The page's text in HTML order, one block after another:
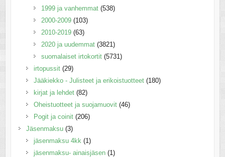
1999 ja vanhemmat (538)
2000-2009 (103)
2010-2019 (63)
2020 ja uudemmat (3821)
suomalaiset irtokortit (5731)
irtopussit (29)
Jääkiekko - Julisteet ja erikoistuotteet (180)
kirjat ja lehdet (82)
Oheistuotteet ja suojamuovit (46)
Pogit ja coinit (206)
Jäsenmaksu (3)
jäsenmaksu 4kk (1)
jäsenmaksu- ainaisjäsen (1)